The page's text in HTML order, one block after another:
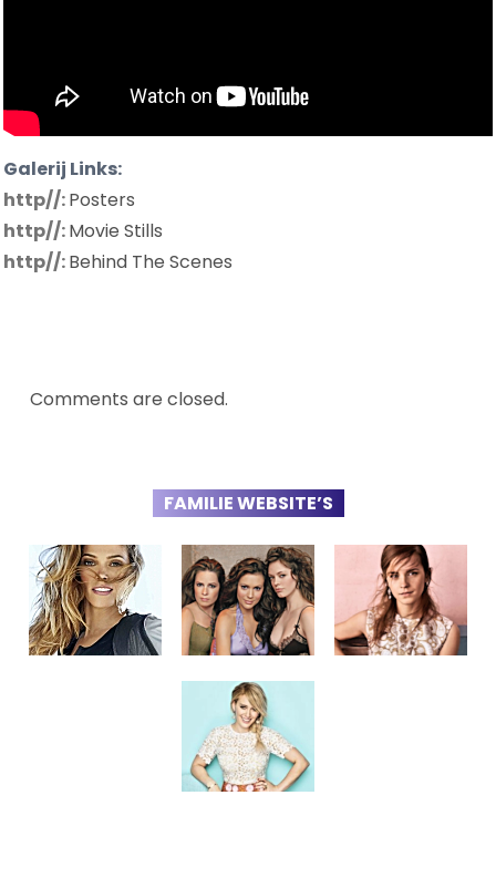
Galerij Links:
http//:Posters
http//:Movie Stills
http//:Behind The Scenes
Comments are closed.
FAMILIE WEBSITE’S